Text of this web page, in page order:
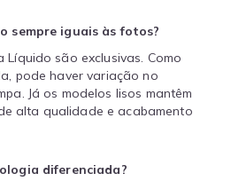
sempre iguais às fotos?
são exclusivas. Como
pode haver variação no
Já os modelos lisos mantêm
alta qualidade e acabamento
diferenciada?